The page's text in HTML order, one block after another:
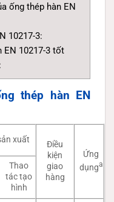
ống thép hàn EN
10217-3:
EN 10217-3 tốt
thép hàn EN
xuất
Điều
kiện
giao
hàng
Ứng
dụnga
Thao
tác tạo
hình